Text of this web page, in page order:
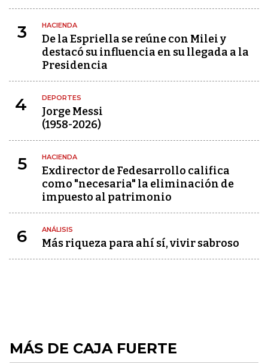
3 HACIENDA
De la Espriella se reúne con Milei y
destacó su influencia en su llegada a la
Presidencia
4 DEPORTES
Jorge Messi
(1958-2026)
5 HACIENDA
Exdirector de Fedesarrollo califica
como "necesaria" la eliminación de
impuesto al patrimonio
6 ANÁLISIS
Más riqueza para ahí sí, vivir sabroso
MÁS DE CAJA FUERTE